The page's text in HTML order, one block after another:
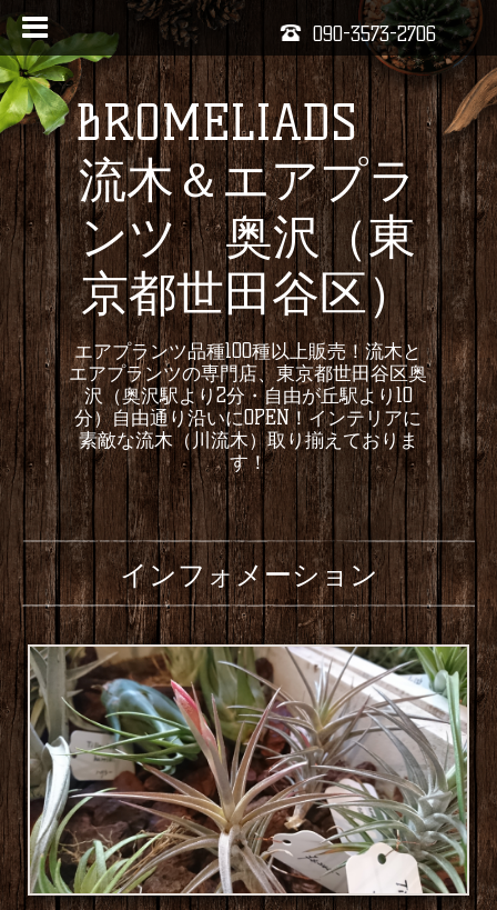
090-3573-2706
BROMELIADS
流木＆エアプラ
ンツ 奥沢（東
京都世田谷区）
エアプランツ品種100種以上販売！流木と
エアプランツの専門店、東京都世田谷区奥
沢（奥沢駅より2分・自由が丘駅より10
分）自由通り沿いにOPEN！インテリアに
素敵な流木（川流木）取り揃えておりま
す！
インフォメーション